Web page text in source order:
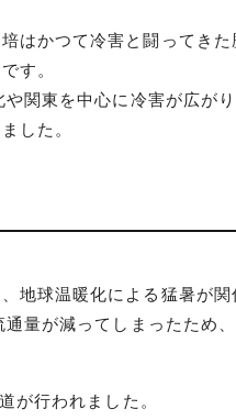
はかつて冷害と闘ってき
す。
関東を中心に冷害が広が
した。
地球温暖化による猛暑が関
量が減ってしまったため
が行われました。